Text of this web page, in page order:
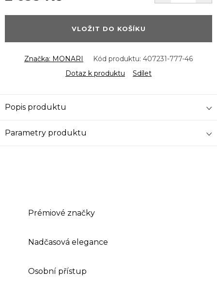
cena:
VLOŽIT DO KOŠÍKU
Značka: MONARI Kód produktu: 407231-777-46
Dotaz k produktu
Sdílet
Popis produktu
Parametry produktu
Prémiové značky
Nadčasová elegance
Osobní přístup